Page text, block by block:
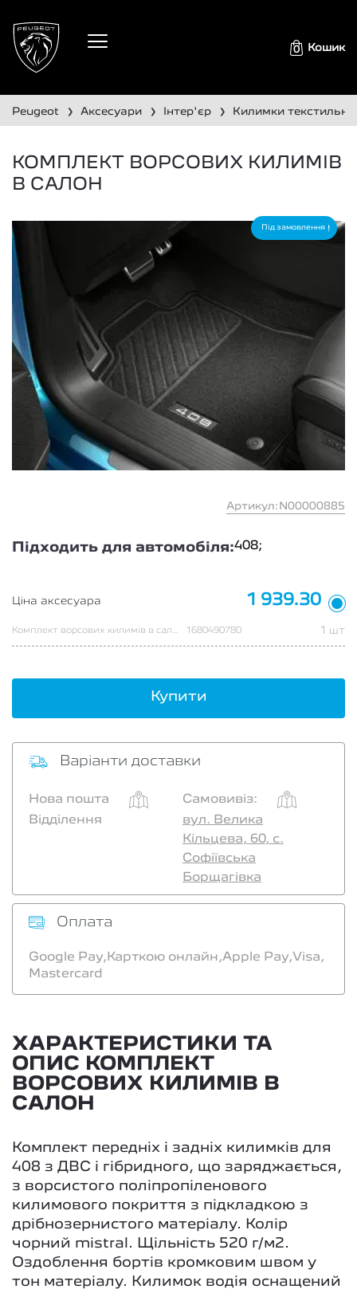
0 Кошик
peugeot ❯ аксесуари ❯ інтер'єр ❯ килимки текстильні
КОМПЛЕКТ ВОРСОВИХ КИЛИМІВ
В САЛОН
Під замовлення
Артикул:N00000885
Підходить для автомобіля:408;
Ціна аксесуара 1 939.30
Комплект ворсових килимів в салон 408 1680490780 1 шт
Купити
Варіанти доставки
Нова пошта
Самовивіз:
Відділення
вул. Велика
Кільцева, 60, с.
Софіївська
Борщагівка
Оплата
Google Pay, Карткою онлайн,Apple Pay,Visa,
Mastercard
ХАРАКТЕРИСТИКИ ТА
ОПИС КОМПЛЕКТ
ВОРСОВИХ КИЛИМІВ В
САЛОН
Комплект передніх і задніх килимків для
408 з ДВС і гібридного, що заряджається,
з ворсистого поліпропіленового
килимового покриття з підкладкою з
дрібнозернистого матеріалу. Колір
чорний mistral. Щільність 520 г/м2.
Оздоблення бортів кромковим швом у
тон матеріалу. Килимок водія оснащений